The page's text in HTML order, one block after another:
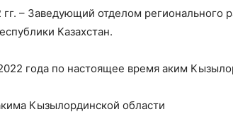
гг. – Заведующий отделом регионального
Казахстан.
года по настоящее время аким
Кызылординской области